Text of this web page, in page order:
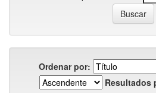
Ordenar por:
Resultados